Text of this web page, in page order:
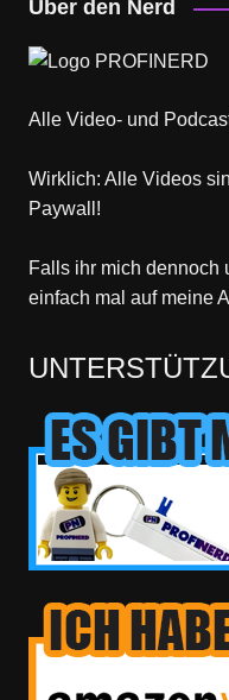
Über den Nerd
Alle Video- und
Wirklich: Alle Videos
Paywall!
Falls ihr mich dennoch
einfach mal auf meine